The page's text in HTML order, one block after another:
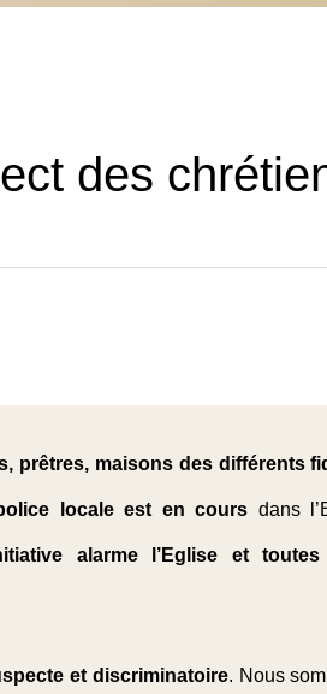
des
prêtres, maisons des différents
locale est en cours dans
alarme l’Eglise et
et discriminatoire. Nous